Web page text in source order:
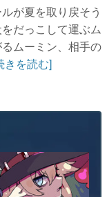
が夏を取り戻そう
だっこして運ぶム
ムーミン、相手の
きを読む]